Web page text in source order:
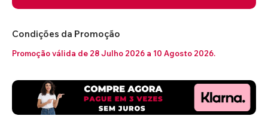
Condições da Promoção
Promoção válida de 28 Julho 2026 a 10 Agosto 2026.